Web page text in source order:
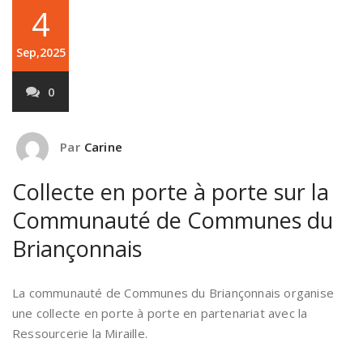
4
Sep,2025
0
Par Carine
Collecte en porte à porte sur la
Communauté de Communes du
Briançonnais
La communauté de Communes du Briançonnais organise
une collecte en porte à porte en partenariat avec la
Ressourcerie la Miraille.